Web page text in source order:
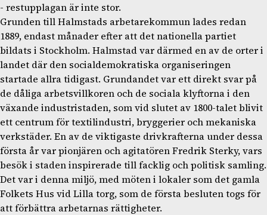
- restupplagan är inte stor.
Grunden till Halmstads arbetarekommun lades redan
1889, endast månader efter att det nationella partiet
bildats i Stockholm. Halmstad var därmed en av de orter i
landet där den socialdemokratiska organiseringen
startade allra tidigast. Grundandet var ett direkt svar på
de dåliga arbetsvillkoren och de sociala klyftorna i den
växande industristaden, som vid slutet av 1800-talet blivit
ett centrum för textilindustri, bryggerier och mekaniska
verkstäder. En av de viktigaste drivkrafterna under dessa
första år var pionjären och agitatören Fredrik Sterky, vars
besök i staden inspirerade till facklig och politisk samling.
Det var i denna miljö, med möten i lokaler som det gamla
Folkets Hus vid Lilla torg, som de första besluten togs för
att förbättra arbetarnas rättigheter.